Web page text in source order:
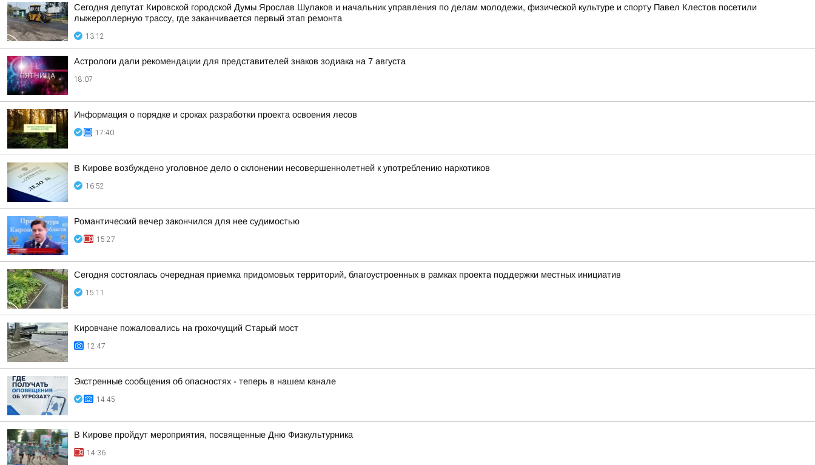
Сегодня депутат Кировской городской Думы Ярослав Шулаков и начальник управления по делам молодежи, физической культуре и спорту Павел Клестов посетили
лыжероллерную трассу, где заканчивается первый этап ремонта
13:12
Астрологи дали рекомендации для представителей знаков зодиака на 7 августа
18:07
Информация о порядке и сроках разработки проекта освоения лесов
17:40
В Кирове возбуждено уголовное дело о склонении несовершеннолетней к употреблению наркотиков
16:52
Романтический вечер закончился для нее судимостью
15:27
Сегодня состоялась очередная приемка придомовых территорий, благоустроенных в рамках проекта поддержки местных инициатив
15:11
Кировчане пожаловались на грохочущий Старый мост
12:47
Экстренные сообщения об опасностях - теперь в нашем канале
14:45
В Кирове пройдут мероприятия, посвященные Дню Физкультурника
14:36